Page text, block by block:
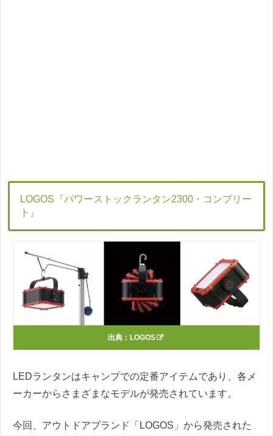
LOGOS『パワーストックランタン2300・コンプリー
ト』
出典： LOGOS
LEDランタンはキャンプでの定番アイテムであり、各メ
ーカーからさまざまなモデルが発売されています。
今回、アウトドアブランド「LOGOS」から発売された